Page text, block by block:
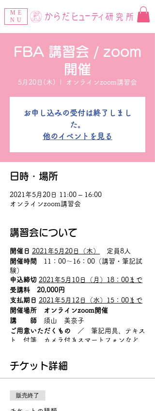
ME
NU
FBA 講習会 / zoom
開催
5月20日(木) オンラインzoom講習会
お申し込みの受付は終了しまし
た。
他のイベントを見る
日時・場所
2021年5月20日 11:00 – 16:00
オンラインzoom講習会
講習会について
開催日 2021年5月20日（木）
定員8人
開催時間
11：00～16：00（講習・筆記試
験）
申込締切 2021年5月10日（月）18：00まで
受講料 20,000円
支払期日 2021年5月12日（水）15：00まで
開催場所 オンラインzoom開催
講 師 須山 美奈子
ご用意いただくもの ／ 筆記用具、テキス
ト、付箋、カメラ付きスマートフォンなど
チケット詳細
販売終了